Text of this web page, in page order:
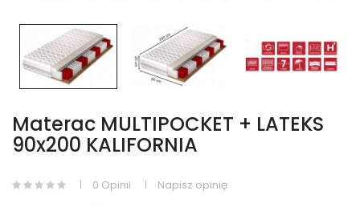
Materac MULTIPOCKET + LATEKS
90x200 KALIFORNIA
0 Opinii Napisz opinię